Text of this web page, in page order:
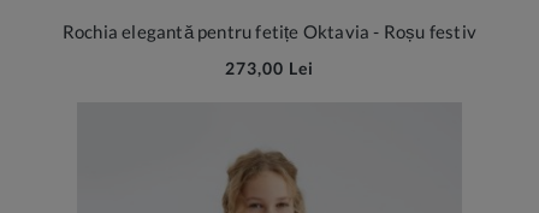
Rochia elegantă pentru fetițe Oktavia - Roșu festiv
273,00 Lei